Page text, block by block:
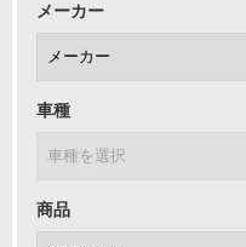
メーカー
車種
商品